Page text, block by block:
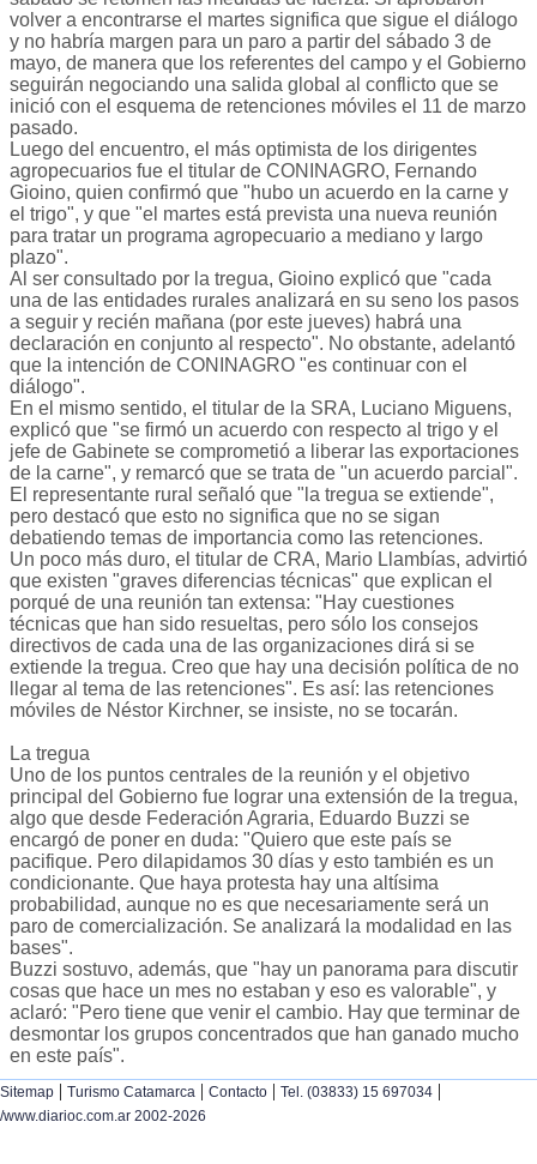
volver a encontrarse el martes significa que sigue el diálogo
y no habría margen para un paro a partir del sábado 3 de
mayo, de manera que los referentes del campo y el Gobierno
seguirán negociando una salida global al conflicto que se
inició con el esquema de retenciones móviles el 11 de marzo
pasado.
Luego del encuentro, el más optimista de los dirigentes
agropecuarios fue el titular de CONINAGRO, Fernando
Gioino, quien confirmó que "hubo un acuerdo en la carne y
el trigo", y que "el martes está prevista una nueva reunión
para tratar un programa agropecuario a mediano y largo
plazo".
Al ser consultado por la tregua, Gioino explicó que "cada
una de las entidades rurales analizará en su seno los pasos
a seguir y recién mañana (por este jueves) habrá una
declaración en conjunto al respecto". No obstante, adelantó
que la intención de CONINAGRO "es continuar con el
diálogo".
En el mismo sentido, el titular de la SRA, Luciano Miguens,
explicó que "se firmó un acuerdo con respecto al trigo y el
jefe de Gabinete se comprometió a liberar las exportaciones
de la carne", y remarcó que se trata de "un acuerdo parcial".
El representante rural señaló que "la tregua se extiende",
pero destacó que esto no significa que no se sigan
debatiendo temas de importancia como las retenciones.
Un poco más duro, el titular de CRA, Mario Llambías, advirtió
que existen "graves diferencias técnicas" que explican el
porqué de una reunión tan extensa: "Hay cuestiones
técnicas que han sido resueltas, pero sólo los consejos
directivos de cada una de las organizaciones dirá si se
extiende la tregua. Creo que hay una decisión política de no
llegar al tema de las retenciones". Es así: las retenciones
móviles de Néstor Kirchner, se insiste, no se tocarán.
La tregua
Uno de los puntos centrales de la reunión y el objetivo
principal del Gobierno fue lograr una extensión de la tregua,
algo que desde Federación Agraria, Eduardo Buzzi se
encargó de poner en duda: "Quiero que este país se
pacifique. Pero dilapidamos 30 días y esto también es un
condicionante. Que haya protesta hay una altísima
probabilidad, aunque no es que necesariamente será un
paro de comercialización. Se analizará la modalidad en las
bases".
Buzzi sostuvo, además, que "hay un panorama para discutir
cosas que hace un mes no estaban y eso es valorable", y
aclaró: "Pero tiene que venir el cambio. Hay que terminar de
desmontar los grupos concentrados que han ganado mucho
en este país".
Sitemap | Turismo Catamarca | Contacto | Tel. (03833) 15 697034 |
/www.diarioc.com.ar 2002-2026